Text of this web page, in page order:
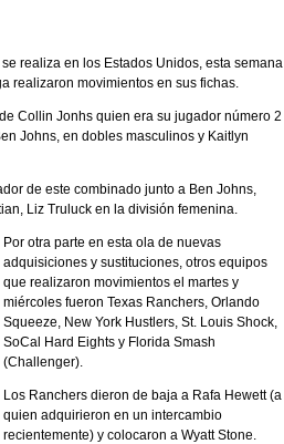
realiza en los Estados Unidos, esta semana
realizaron movimientos en sus fichas.
Collin Jonhs quien era su jugador número 2
Johns, en dobles masculinos y Kaitlyn
de este combinado junto a Ben Johns,
Liz Truluck en la división femenina.
Por otra parte en esta ola de nuevas
adquisiciones y sustituciones, otros equipos
que realizaron movimientos el martes y
miércoles fueron Texas Ranchers, Orlando
Squeeze, New York Hustlers, St. Louis Shock,
SoCal Hard Eights y Florida Smash
(Challenger).
Los Ranchers dieron de baja a Rafa Hewett (a
quien adquirieron en un intercambio
recientemente) y colocaron a Wyatt Stone.